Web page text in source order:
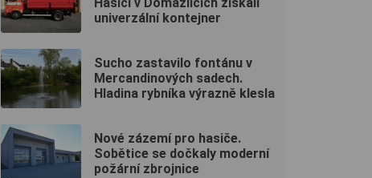
Hasiči v Domažlicích získali
univerzální kontejner
Sucho zastavilo fontánu v
Mercandinových sadech.
Hladina rybníka výrazně klesla
Nové zázemí pro hasiče.
Sobětice se dočkaly moderní
požární zbrojnice